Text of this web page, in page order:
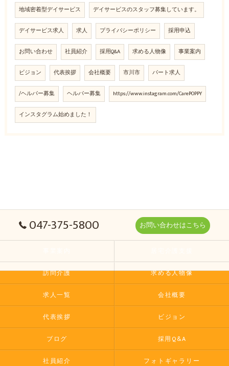
地域密着型デイサービス デイサービスのスタッフ募集しています。
デイサービス求人 求人 プライバシーポリシー 採用申込
お問い合わせ 社員紹介 採用Q&A 求める人物像 事業案内
ビジョン 代表挨拶 会社概要 市川市 パート求人
/ヘルパー募集 ヘルパー募集 https://www.instagram.com/CarePOPPY
インスタグラム始めました！
047-375-5800 お問い合わせはこちら
訪問介護 求める人物像
求人一覧 会社概要
代表挨拶 ビジョン
ブログ 採用Q&A
社員紹介 フォトギャラリー